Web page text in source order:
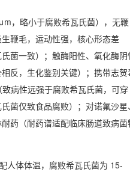
，略小于腐败希瓦氏菌）， 无鞭
生鞭毛，运动性强，核心形态差
菌一致）；触酶阳性、氧化酶阴
反，生化鉴别关键）； 携带志贺
（致病性远强于腐败希瓦氏菌，可穿
菌仅致食品腐败）；对诺氟沙星
药（耐药谱适配临床肠道致病菌
体体温，腐败希瓦氏菌为 15-